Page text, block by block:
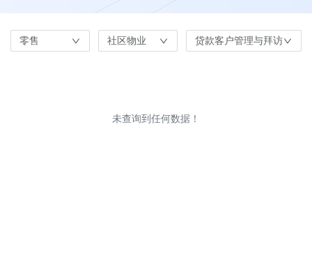
零售 社区物业 贷款客户管理与拜访
未查询到任何数据！